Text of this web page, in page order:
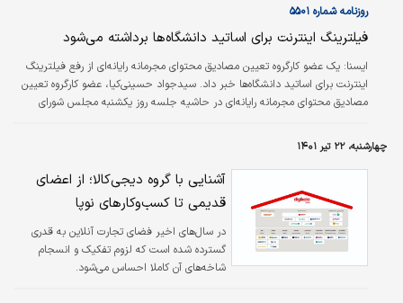
روزنامه شماره ۵۵۰۱
فیلترینگ اینترنت برای اساتید دانشگاه‌ها برداشته می‌شود
ايسنا: یک عضو کارگروه تعیین مصادیق محتوای مجرمانه رایانه‌ای از رفع فیلترینگ
اینترنت برای اساتید دانشگاه‌ها خبر داد. سید‌جواد حسینی‌کیا، عضو کارگروه تعیین
مصادیق محتوای مجرمانه رایانه‌ای در حاشیه جلسه روز یکشنبه مجلس شورای
برداشتن فیلترینگ اینترنت برای اساتید و اعضای هیات علمی برخی دانشگاه‌های
خاص هستیم. این طرح در مقطعی کوتاه و به شکل آزمایشی اجرا می‌شود. وی افزود:
در گام بعدی، این طرح برای اساتید کل دانشگاه‌های کشور اجرا خواهد…
چهارشنبه، ۲۲ تیر ۱۴۰۱
آشنایی با گروه دیجی‌کالا؛ از اعضای
قدیمی تا کسب‌وکارهای نوپا
در سال‌های اخیر فضای تجارت آنلاین به قدری
گسترده شده است که لزوم تفکیک و انسجام
شاخه‌های آن کاملا احساس می‌شود.